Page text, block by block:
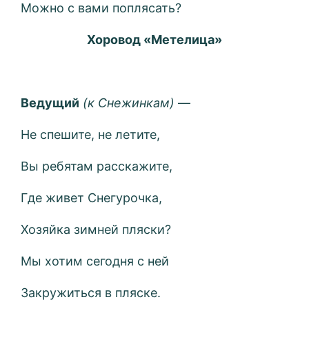
Можно с вами поплясать?
Хоровод «Метелица»
Ведущий (к Снежинкам)—
Не спешите, не летите,
Вы ребятам расскажите,
Где живет Снегурочка,
Хозяйка зимней пляски?
Мы хотим сегодня с ней
Закружиться в пляске.